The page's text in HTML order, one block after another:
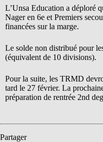
L’Unsa Education a déploré
Nager en 6e et Premiers
financées sur la marge.
Le solde non distribué pour
(équivalent de 10 divisions).
Pour la suite, les TRMD
tard le 27 février. La
préparation de rentrée 2nd
Partager